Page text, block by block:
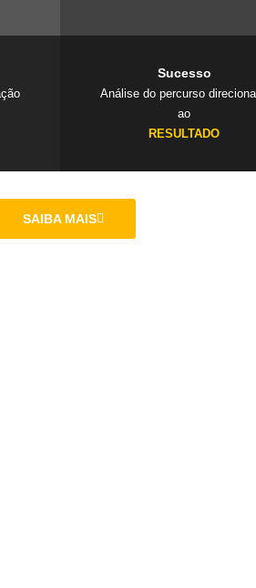
Sucesso
Análise do percurso
ao
RESULTADO
SAIBA MAIS